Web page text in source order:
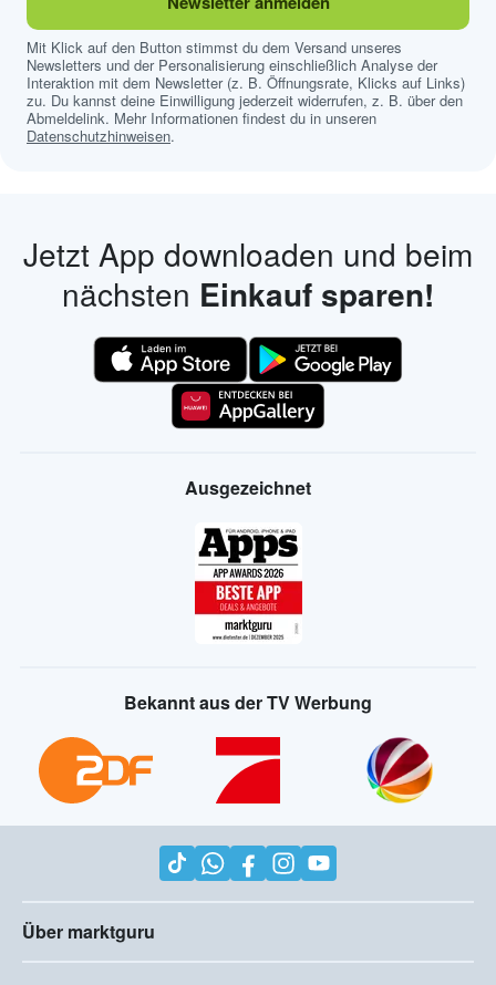
Mit Klick auf den Button stimmst du dem Versand unseres
Newsletters und der Personalisierung einschließlich Analyse der
Interaktion mit dem Newsletter (z. B. Öffnungsrate, Klicks auf Links)
zu. Du kannst deine Einwilligung jederzeit widerrufen, z. B. über den
Abmeldelink. Mehr Informationen findest du in unseren
Datenschutzhinweisen.
Jetzt App downloaden und beim
nächsten Einkauf sparen!
Ausgezeichnet
Bekannt aus der TV Werbung
Über marktguru